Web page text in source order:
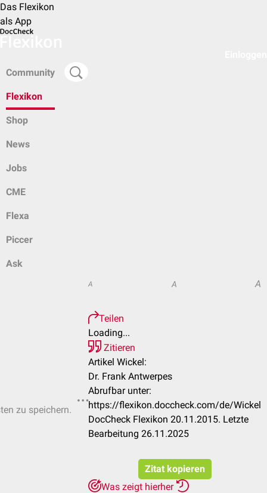
Das Flexikon
als App
Community
Flexikon
Shop
News
Jobs
CME
Flexa
Piccer
Ask
zu speichern.
A A A
Teilen
Loading...
Zitieren
Artikel Wickel:
Dr. Frank Antwerpes
Abrufbar unter:
https://flexikon.doccheck.com/de/Wickel
DocCheck Flexikon 20.11.2015. Letzte
Bearbeitung 26.11.2025
Zitat kopieren
Was zeigt hierher